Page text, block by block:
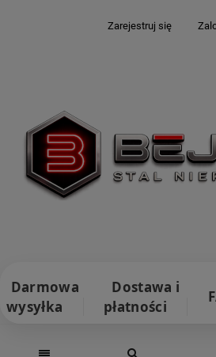
Zarejestruj się
Darmowa
wysyłka
Dostawa i
płatności